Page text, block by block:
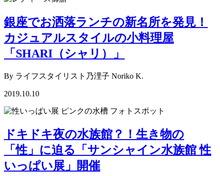
銀座でお洒落ランチの新名所を発見！
カジュアルスタイルの小料理屋
「SHARI（シャリ）」
By ライフスタイリスト乃浬子 Noriko K.
2019.10.10
ドキドキ夜の水族館？！生き物の
「性」に迫る「サンシャイン水族館 性
いっぱい展」開催